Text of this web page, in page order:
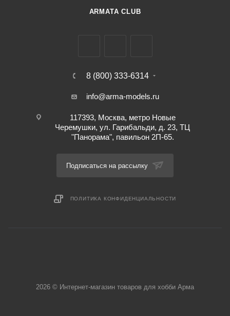
ARMATA CLUB
8 (800) 333-6314
info@arma-models.ru
117393, Москва, метро Новые
Черемушки, ул. Гарибальди, д. 23, ТЦ
"Панорама", павильон 2П-65.
Подписаться на рассылку
ПОЛИТИКА КОНФИДЕНЦИАЛЬНОСТИ
2026 © Интернет-магазин товаров для хобби Арма